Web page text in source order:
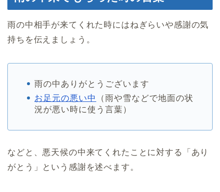
雨の中相手が来てくれた時にはねぎらいや感謝の気
持ちを伝えましょう。
雨の中ありがとうございます
お足元の悪い中
（雨や雪などで地面の状
況が悪い時に使う言葉）
などと、悪天候の中来てくれたことに対する「あり
がとう」という感謝を述べます。